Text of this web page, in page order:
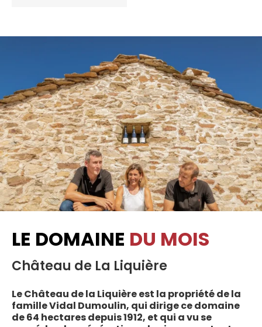
LE DOMAINE DU MOIS
Château de La Liquière
Le Château de la Liquière est la propriété de la
famille Vidal Dumoulin, qui dirige ce domaine
de 64 hectares depuis 1912, et qui a vu se